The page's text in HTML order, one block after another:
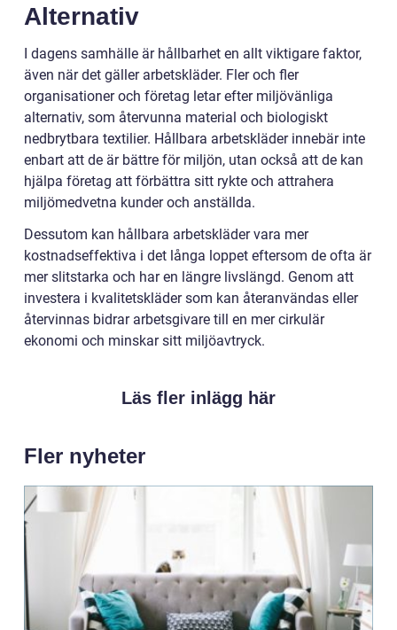
Alternativ
I dagens samhälle är hållbarhet en allt viktigare faktor,
även när det gäller arbetskläder. Fler och fler
organisationer och företag letar efter miljövänliga
alternativ, som återvunna material och biologiskt
nedbrytbara textilier. Hållbara arbetskläder innebär inte
enbart att de är bättre för miljön, utan också att de kan
hjälpa företag att förbättra sitt rykte och attrahera
miljömedvetna kunder och anställda.
Dessutom kan hållbara arbetskläder vara mer
kostnadseffektiva i det långa loppet eftersom de ofta är
mer slitstarka och har en längre livslängd. Genom att
investera i kvalitetskläder som kan återanvändas eller
återvinnas bidrar arbetsgivare till en mer cirkulär
ekonomi och minskar sitt miljöavtryck.
Läs fler inlägg här
Fler nyheter